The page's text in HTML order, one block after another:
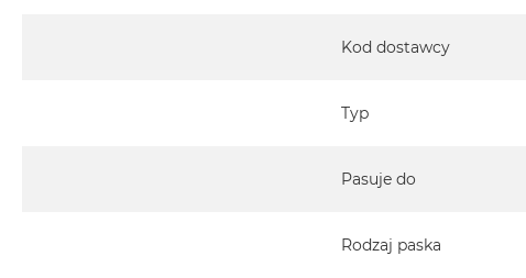
Kod dostawcy
Typ
Pasuje do
Rodzaj paska